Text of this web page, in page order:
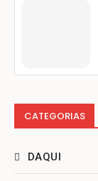
CATEGORIAS
DAQUI